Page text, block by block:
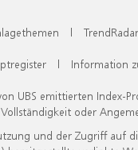
| TrendRadar
| Information
UBS emittierten Index-
oder
und der Zugriff auf